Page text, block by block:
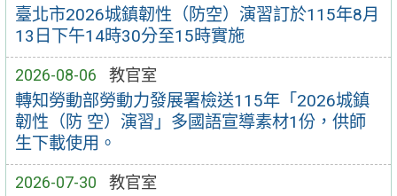
臺北市2026城鎮韌性（防空）演習訂於115年8月
13日下午14時30分至15時實施
2026-08-06 教官室
轉知勞動部勞動力發展署檢送115年「2026城鎮
韌性（防 空）演習」多國語宣導素材1份，供師
生下載使用。
2026-07-30 教官室